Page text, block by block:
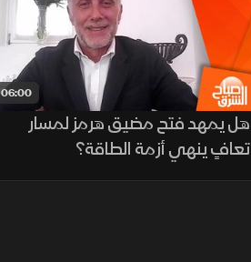
06:00
هل يمهد فتح مضيق هرمز لمسار
تعافٍ ينهي أزمة الطاقة؟